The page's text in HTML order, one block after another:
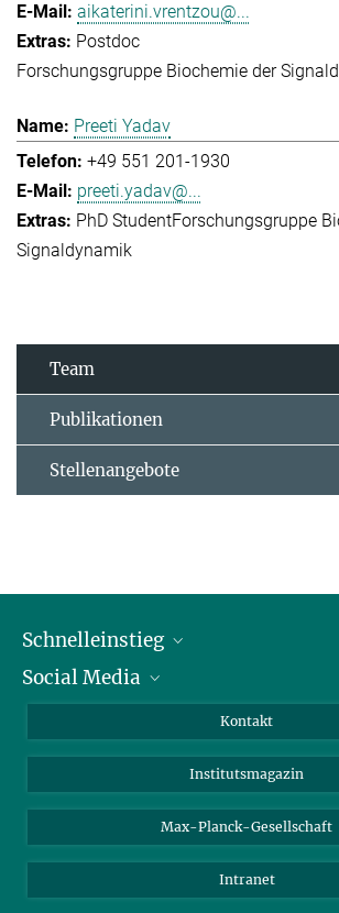
aikaterini.vrentzou@...
Postdoc
Forschungsgruppe Biochemie der
Preeti Yadav
+49 551 201-1930
preeti.yadav@...
PhD StudentForschungsgruppe
Signaldynamik
Team
Publikationen
Stellenangebote
Schnelleinstieg
Alumni
Schulen
Studierende
Social Media
Facebook
YouTube
Kontakt
Institutsmagazin
Max-Planck-Gesellschaft
Intranet